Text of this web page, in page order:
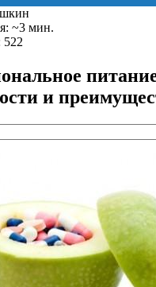
~3 мин.
522
и